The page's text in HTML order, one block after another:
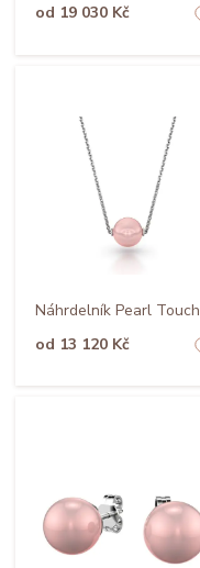
od 19 030 Kč
Náhrdelník Pearl Touch
od 13 120 Kč